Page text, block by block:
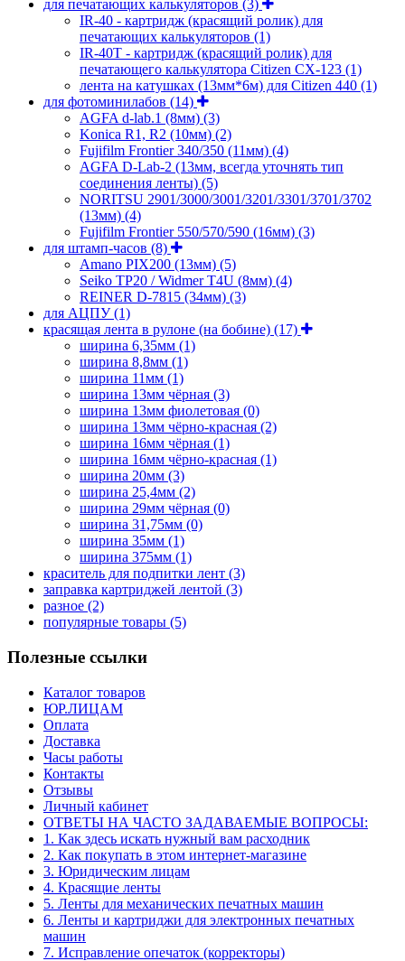
для печатающих калькуляторов (3)
IR-40 - картридж (красящий ролик) для
печатающих калькуляторов (1)
IR-40T - картридж (красящий ролик) для
печатающего калькулятора Citizen CX-123 (1)
лента на катушках (13мм*6м) для Citizen 440 (1)
для фотоминилабов (14)
AGFA d-lab.1 (8мм) (3)
Konica R1, R2 (10мм) (2)
Fujifilm Frontier 340/350 (11мм) (4)
AGFA D-Lab-2 (13мм, всегда уточнять тип
соединения ленты) (5)
NORITSU 2901/3000/3001/3201/3301/3701/3702
(13мм) (4)
Fujifilm Frontier 550/570/590 (16мм) (3)
для штамп-часов (8)
Amano PIX200 (13мм) (5)
Seiko TP20 / Widmer T4U (8мм) (4)
REINER D-7815 (34мм) (3)
для АЦПУ(1)
красящая лента в рулоне (на бобине) (17)
ширина 6,35мм (1)
ширина 8,8мм (1)
ширина 11мм (1)
ширина 13мм чёрная (3)
ширина 13мм фиолетовая (0)
ширина 13мм чёрно-красная (2)
ширина 16мм чёрная (1)
ширина 16мм чёрно-красная (1)
ширина 20мм (3)
ширина 25,4мм (2)
ширина 29мм чёрная (0)
ширина 31,75мм (0)
ширина 35мм (1)
ширина 375мм (1)
краситель для подпитки лент (3)
заправка картриджей лентой (3)
разное (2)
популярные товары (5)
Полезные ссылки
Каталог товаров
ЮР.ЛИЦАМ
Оплата
Доставка
Часы работы
Контакты
Отзывы
Личный кабинет
ОТВЕТЫ НА ЧАСТО ЗАДАВАЕМЫЕ ВОПРОСЫ:
1. Как здесь искать нужный вам расходник
2. Как покупать в этом интернет-магазине
3. Юридическим лицам
4. Красящие ленты
5. Ленты для механических печатных машин
6. Ленты и картриджи для электронных печатных
машин
7. Исправление опечаток (корректоры)